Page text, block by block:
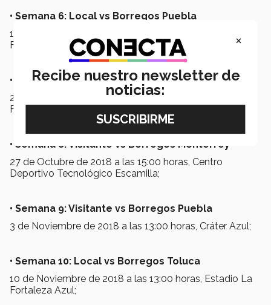
• Semana 6: Local vs Borregos Puebla
13 de Octubre de 2018 a las 13:00 horas, Estadio La
Fortaleza Azul;
•
Semana 7: Local vs Borregos México
20 de Octubre de 2018 a las 13:00 horas, Estadio La
Fortaleza Azul;
• Semana 8: Visitante vs Borregos Monterrey
27 de Octubre de 2018 a las 15:00 horas, Centro
Deportivo Tecnológico Escamilla;
• Semana 9: Visitante vs Borregos Puebla
3 de Noviembre de 2018 a las 13:00 horas, Cráter Azul;
• Semana 10: Local vs Borregos Toluca
10 de Noviembre de 2018 a las 13:00 horas, Estadio La
Fortaleza Azul;
×
Recibe nuestro newsletter de
noticias: